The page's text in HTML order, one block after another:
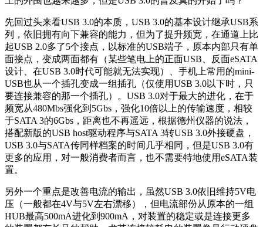
先回过头来看USB 3.0的本质，USB 3.0的基本设计继承USB系
列，依旧拥有向下兼容的能力，但为了提升频宽，在通道上比
起USB 2.0多了5个接点，以标准的USB端子，原本内部只有单
面接点，变成两面都有（某些笔电上的正面USB、反面eSATA
设计、在USB 3.0时代可能就无法实现）、手机上常用的mini-
USB也从一个插孔变成一组插孔（仅使用USB 3.0以下时，只
要连接兼容的那一个插孔）。USB 3.0对于最大的进化，在于
频宽从480Mbs强化到5Gbs，强化10倍以上的传输速度，相较
于SATA 3的6Gbs，距离也不再遥远，根据德州仪器的说法，
搭配新版的USB host驱动程序与SATA 3转USB 3.0外接硬盘，
USB 3.0与SATA传同样档案的时间几乎相同，但是USB 3.0有
更多的应用，对一般消费者而言，也不需要特地使用eSATA装
置。
另外一个重点是改善电流的输出，虽然USB 3.0依旧维持5V电
压（一般都在4V与5V左右漂移），但电流部份从原本的一组
HUB最高500mA进化到900mA，对装置的稳定或是连接更多